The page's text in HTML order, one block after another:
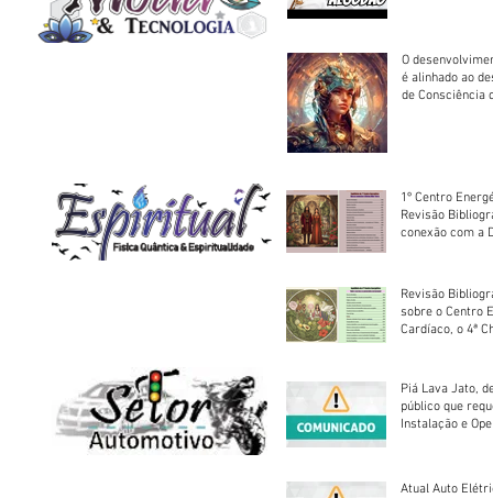
O
é alinhado ao
de Consciência
1º Centro
Revisão
conexão com a
Revisão
sobre o Centro
Cardíaco, o 4ª
Piá Lava Jato,
público que
Instalação e
Atual Auto